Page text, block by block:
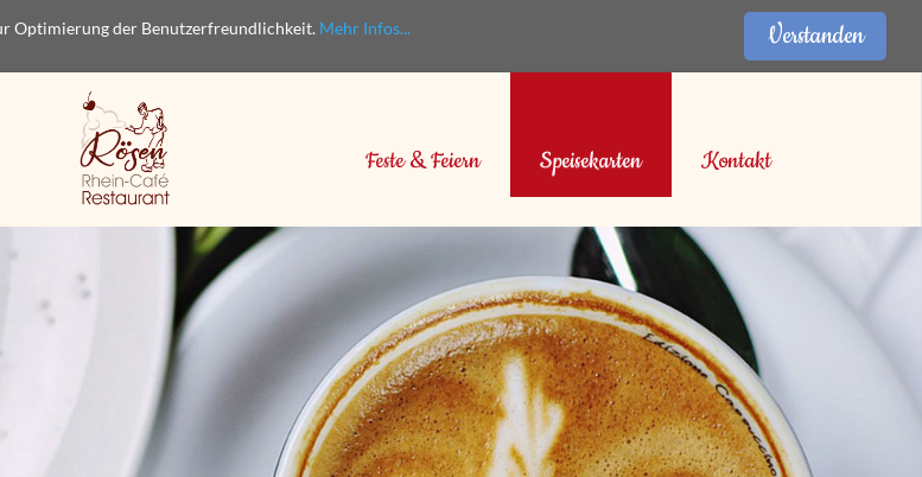
Verstanden
Optimierung der Benutzerfreundlichkeit. Mehr Infos...
Feste & Feiern Speisekarten Kontakt